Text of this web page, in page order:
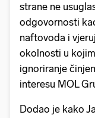
strane ne
odgovornosti
naftovoda i
okolnosti u
ignoriranje
interesu MOL
Dodao je kako